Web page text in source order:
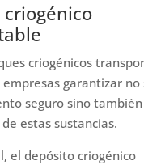
criogénicos
garantizar no
seguro sino
estas sustancias.
el depósito criogénico